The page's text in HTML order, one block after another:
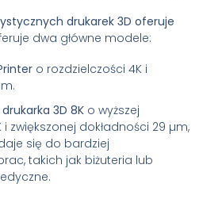
drukarek 3D oferuje
dwa główne modele:
o rozdzielczości 4K i
3D 8K o wyższej
i zwiększonej dokładności 29 µm,
się do bardziej
takich jak biżuteria lub